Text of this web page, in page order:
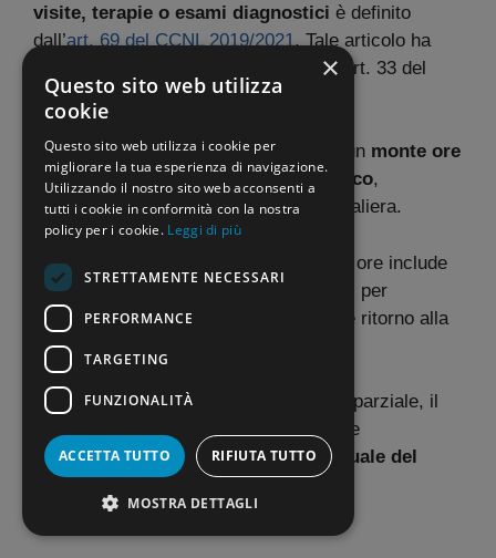
visite, terapie o esami diagnostici è definito
dall’art. 69 del CCNL 2019/2021. Tale articolo ha
abrogato la precedente disposizione (art. 33 del
CCNL 2018).
La norma riconosce al personale ATA un monte ore
massimo di 18 ore per anno scolastico,
utilizzabili sia su base oraria che giornaliera.
Un dettaglio rilevante è che tale monte ore include
anche i
necessari per
raggiungere la struttura sanitaria e fare ritorno alla
sede di lavoro.
Per i dipendenti con contratto a tempo parziale, il
tetto massimo delle 18 ore deve essere
riproporzionato in base alla percentuale del
rapporto di lavoro
, al fine di garantire
un’applicazione equa della normativa.
×
Questo sito web utilizza
cookie
Questo sito web utilizza i cookie per
migliorare la tua esperienza di navigazione.
Utilizzando il nostro sito web acconsenti a
tutti i cookie in conformità con la nostra
policy per i cookie. Leggi di più
STRETTAMENTE NECESSARI
PERFORMANCE
TARGETING
FUNZIONALITÀ
ACCETTA TUTTO RIFIUTA TUTTO
MOSTRA DETTAGLI